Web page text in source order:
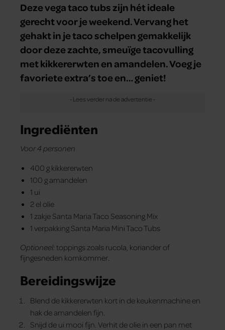
Deze vega taco tubs zijn hét ideale
gerecht voor je weekend. Vervang het
gehakt in je taco schelpen gemakkelijk
door deze zachte, smeuïge tacovulling
met kikkererwten en amandelen. Voeg je
favoriete extra’s toe en… geniet!
Ingrediënten
Voor 4 personen
400 g kikkererwten
100 g amandelen
1 ui
2 el olie
1 zakje Santa Maria Taco Seasoning Mix
1 verpakking Santa Maria Mini Taco Tubs
Optioneel: toppings zoals rucola, koriander of
fijngesneden komkommer.
Bereidingswijze
Blend de kikkererwten kort in de keukenmachine en
hak de amandelen fijn.
Snijd de ui mooi fijn. Verhit de olie in een pan met